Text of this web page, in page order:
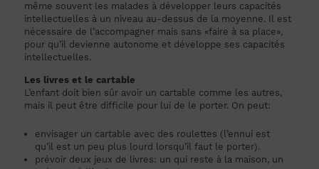
même souvent les malades à développer leurs capacités
intellectuelles à un niveau au-dessus de la moyenne. Il est
nécessaire de l’accompagner mais sans «faire à sa place»,
pour qu’il devienne autonome et développe ses capacités
intellectuelles.
Les livres et le cartable
L’enfant doit bien sûr avoir un cartable comme les autres,
mais il peut être difficile pour lui de le porter. On peut:
envisager un cartable avec des roulettes (l’ennui est
qu’il est un peu plus lourd lorsqu’il faut le porter).
prévoir deux jeux de livres: un qui reste à la maison, un